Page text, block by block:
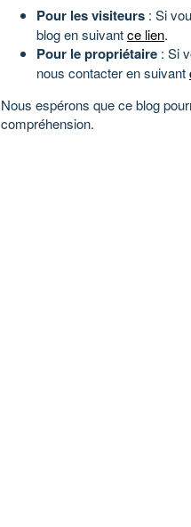
Pour les visiteurs : Si
blog en suivantce lien.
Pour le propriétaire : Si
nous contacter en suivant
Nous espérons que ce blog
compréhension.